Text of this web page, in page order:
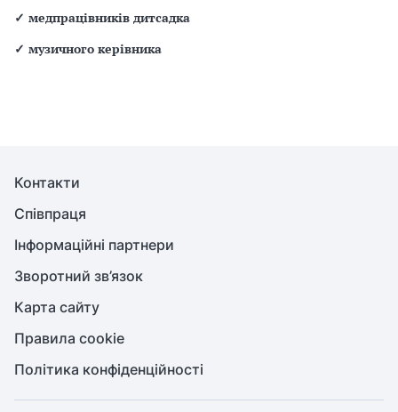
✓ медпрацівників дитсадка
✓ музичного керівника
Контакти
Співпраця
Інформаційні партнери
Зворотний зв’язок
Карта сайту
Правила cookie
Політика конфіденційності